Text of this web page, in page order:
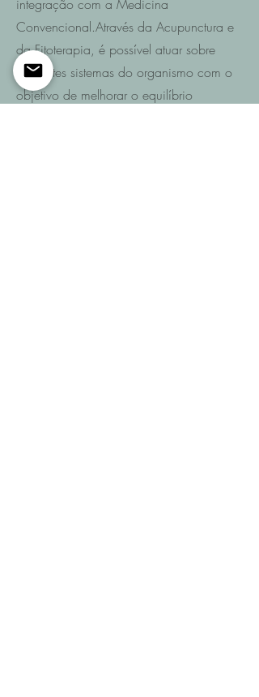
integração com a Medicina
Convencional.Através da Acupunctura e
da Fitoterapia, é possível atuar sobre
diferentes sistemas do organismo com o
objetivo de melhorar o equilíbrio